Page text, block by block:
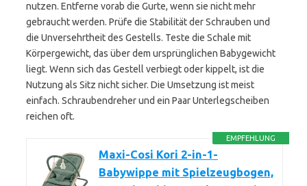
nutzen. Entferne vorab die Gurte, wenn sie nicht mehr
gebraucht werden. Prüfe die Stabilität der Schrauben und
die Unversehrtheit des Gestells. Teste die Schale mit
Körpergewicht, das über dem ursprünglichen Babygewicht
liegt. Wenn sich das Gestell verbiegt oder kippelt, ist die
Nutzung als Sitz nicht sicher. Die Umsetzung ist meist
einfach. Schraubendreher und ein Paar Unterlegscheiben
reichen oft.
EMPFEHLUNG
Maxi-Cosi Kori 2-in-1-
Babywippe mit Spielzeugbogen,